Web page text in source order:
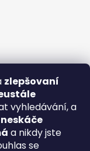
zlepšovaní
vyhledávání, a
neskáče
a nikdy jste
se